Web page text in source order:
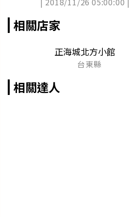
相關店家
正海城北方小館
台東縣
相關達人